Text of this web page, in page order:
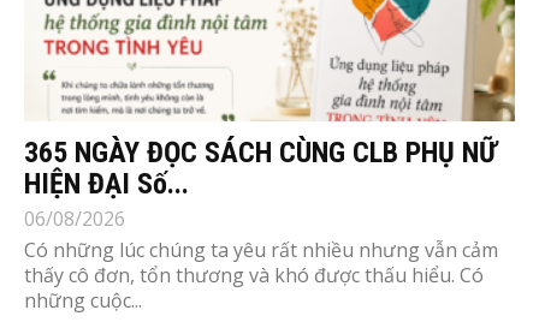
365 NGÀY ĐỌC SÁCH CÙNG CLB PHỤ NỮ
HIỆN ĐẠI Số...
06/08/2026
Có những lúc chúng ta yêu rất nhiều nhưng vẫn cảm
thấy cô đơn, tổn thương và khó được thấu hiểu. Có
những cuộc...